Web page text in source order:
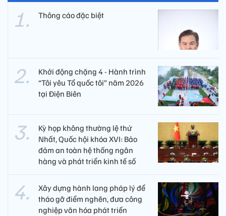
Thông cáo đặc biệt
Khởi động chặng 4 - Hành trình
“Tôi yêu Tổ quốc tôi” năm 2026
tại Điện Biên
Kỳ họp không thường lệ thứ
Nhất, Quốc hội khóa XVI: Bảo
đảm an toàn hệ thống ngân
hàng và phát triển kinh tế số
Xây dựng hành lang pháp lý để
tháo gỡ điểm nghẽn, đưa công
nghiệp văn hóa phát triển